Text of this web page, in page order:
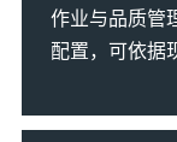
作业与品质管
配置，可依据